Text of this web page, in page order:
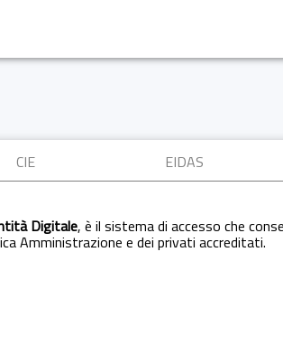
CIE EIDAS
Digitale, è il sistema di accesso che
Amministrazione e dei privati accreditati.